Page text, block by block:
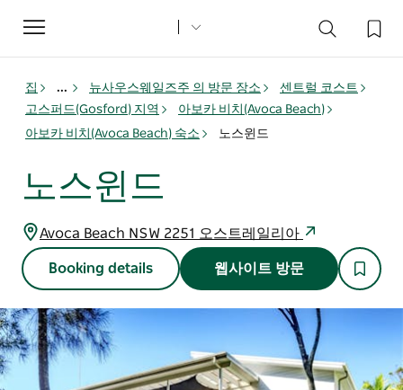
Toggle
navigation
집 ... 뉴사우스웨일즈주 의 방문 장소
센트럴 코스트
고스퍼드(Gosford) 지역
아보카 비치(Avoca Beach)
아보카 비치(Avoca Beach) 숙소
노스윈드
노스윈드
Avoca Beach NSW 2251 오스트레일리아
Booking details 웹사이트 방문